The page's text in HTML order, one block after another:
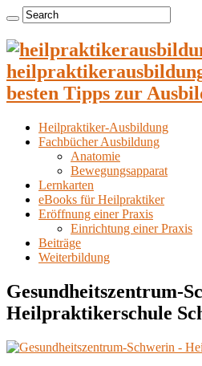
besten Tipps zur
Heilpraktiker-Ausbildung
Fachbücher Ausbildung
Anatomie
Bewegungsapparat
Lernkarten
eBooks für Heilpraktiker
Eröffnung einer Praxis
Einrichtung einer Praxis
Beiträge
Weiterbildung
Gesundheitszentrum-
Heilpraktikerschule